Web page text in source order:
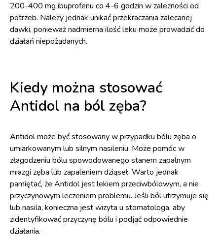
200-400 mg ibuprofenu co 4-6 godzin w zależności od
potrzeb. Należy jednak unikać przekraczania zalecanej
dawki, ponieważ nadmierna ilość leku może prowadzić do
działań niepożądanych.
Kiedy można stosować
Antidol na ból zęba?
Antidol może być stosowany w przypadku bólu zęba o
umiarkowanym lub silnym nasileniu. Może pomóc w
złagodzeniu bólu spowodowanego stanem zapalnym
miazgi zęba lub zapaleniem dziąseł. Warto jednak
pamiętać, że Antidol jest lekiem przeciwbólowym, a nie
przyczynowym leczeniem problemu. Jeśli ból utrzymuje się
lub nasila, konieczna jest wizyta u stomatologa, aby
zidentyfikować przyczynę bólu i podjąć odpowiednie
działania.